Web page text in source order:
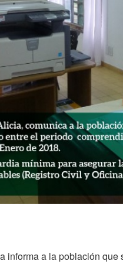
informa a la población que